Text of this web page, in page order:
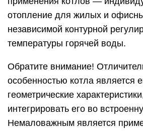
отопление для жилых и
независимой контурной
температуры горячей воды.
Обратите внимание!
особенностью котла является
геометрические
интегрировать его во
Немаловажным является